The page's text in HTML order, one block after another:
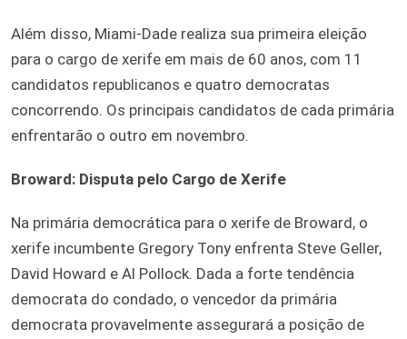
Além disso, Miami-Dade realiza sua primeira eleição
para o cargo de xerife em mais de 60 anos, com 11
candidatos republicanos e quatro democratas
concorrendo. Os principais candidatos de cada primária
enfrentarão o outro em novembro.
Broward: Disputa pelo Cargo de Xerife
Na primária democrática para o xerife de Broward, o
xerife incumbente Gregory Tony enfrenta Steve Geller,
David Howard e Al Pollock. Dada a forte tendência
democrata do condado, o vencedor da primária
democrata provavelmente assegurará a posição de